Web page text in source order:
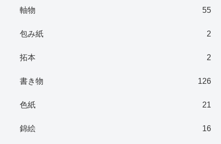
軸物 55
包み紙 2
拓本 2
書き物 126
色紙 21
錦絵 16